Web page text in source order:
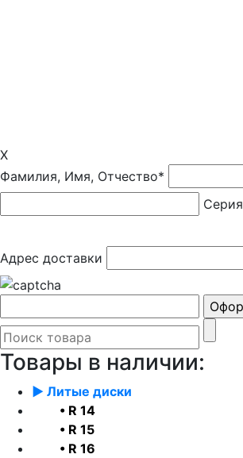
X
Фамилия, Имя, Отчество*
Адрес доставки
Товары в наличии:
► Литые диски
• R 14
• R 15
• R 16